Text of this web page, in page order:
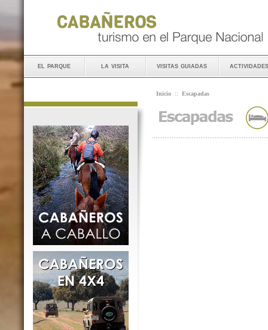
el parque la visita visitas guiadas actividades
Inicio :: Escapadas